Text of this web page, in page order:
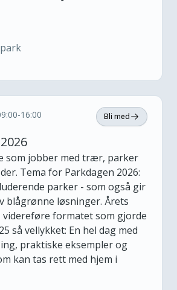
16:00 Bli med
som jobber med trær, parker
Tema for Parkdagen 2026:
parker - som også gir
blågrønne løsninger. Årets
videreføre formatet som gjorde
så vellykket: En hel dag med
praktiske eksempler og
kan tas rett med hjem i